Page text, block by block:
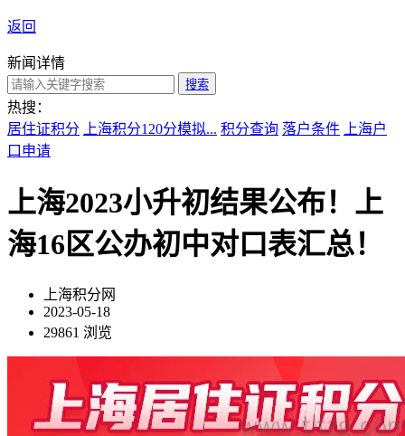
返回
新闻详情
搜索
热搜：
居住证积分
上海积分120分模拟... 积分查询 落户条件
上海户
口申请
上海2023小升初结果公布！上
海16区公办初中对口表汇总！
上海积分网
2023-05-18
29861 浏览